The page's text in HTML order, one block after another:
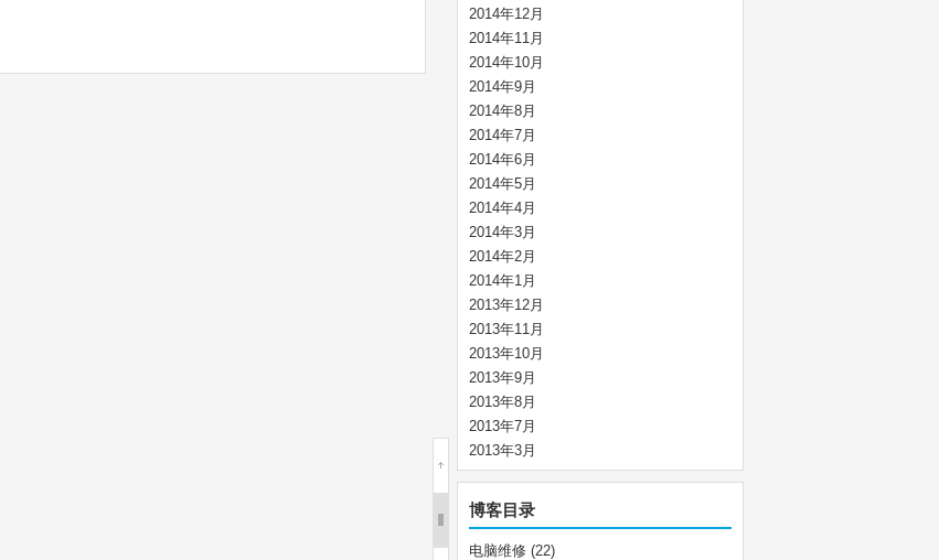
2014年12月
2014年11月
2014年10月
2014年9月
2014年8月
2014年7月
2014年6月
2014年5月
2014年4月
2014年3月
2014年2月
2014年1月
2013年12月
2013年11月
2013年10月
2013年9月
2013年8月
2013年7月
2013年3月
博客目录
电脑维修 (22)